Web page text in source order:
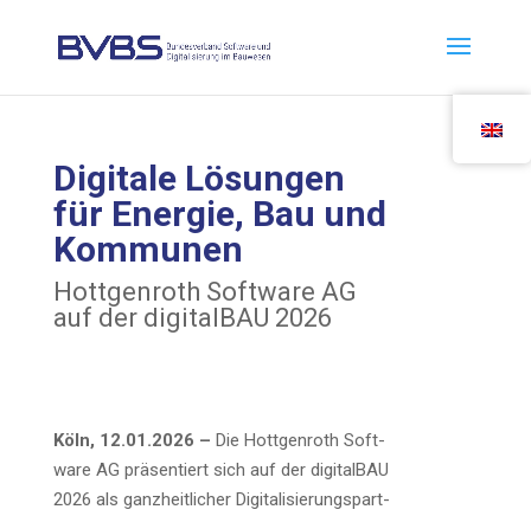
Digi­ta­le Lösun­gen
für Ener­gie, Bau und
Kommunen
Hott­gen­roth Soft­ware AG
auf der digi­tal­BAU 2026
Köln, 12.01.2026 – Die Hott­gen­roth Soft­
ware AG prä­sen­tiert sich auf der digi­tal­BAU
2026 als ganz­heit­li­cher Digi­ta­li­sie­rungs­part­